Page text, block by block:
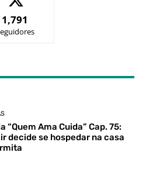
1,791
“Quem Ama Cuida” Cap. 75:
decide se hospedar na casa